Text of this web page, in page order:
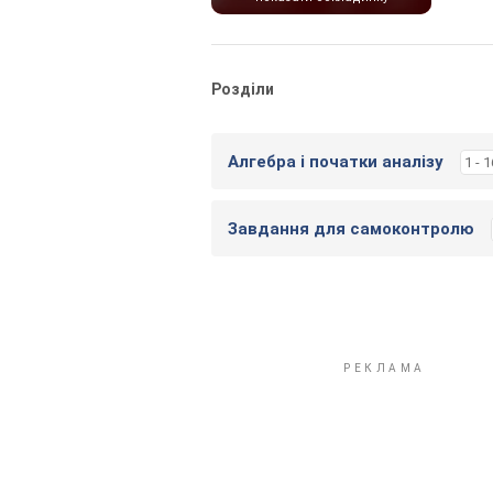
Розділи
Алгебра і початки аналізу 1 -
Завдання для самоконтролю